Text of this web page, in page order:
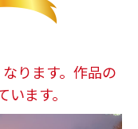
ります。作品の
ます。